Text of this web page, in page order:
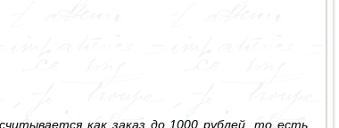
как заказ до 1000 рублей, то есть